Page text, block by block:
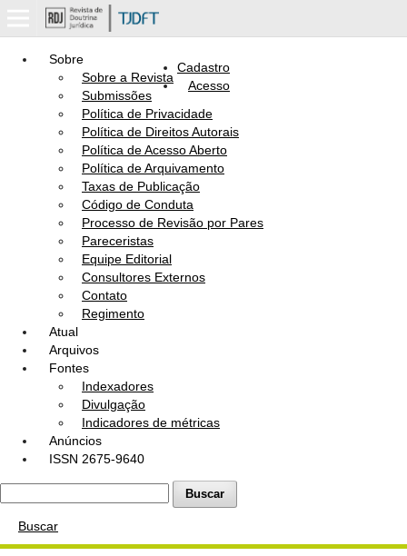
Sobre
Sobre a Revista
Submissões
Política de Privacidade
Política de Direitos Autorais
Política de Acesso Aberto
Política de Arquivamento
Taxas de Publicação
Código de Conduta
Processo de Revisão por Pares
Pareceristas
Equipe Editorial
Consultores Externos
Contato
Regimento
Atual
Arquivos
Fontes
Indexadores
Divulgação
Indicadores de métricas
Anúncios
ISSN 2675-9640
Buscar
Buscar
Cadastro
Acesso